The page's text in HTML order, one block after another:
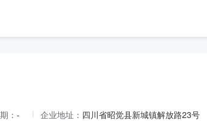
： - 企业地址： 四川省昭觉县新城镇解放路23号